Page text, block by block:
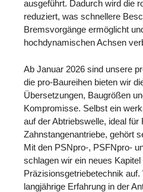
ausgeführt. Dadurch wird die
reduziert, was schnellere
Bremsvorgänge ermöglicht
hochdynamischen Achsen
Ab Januar 2026 sind unsere
die pro-Baureihen bieten wir
Übersetzungen, Baugrößen
Kompromisse. Selbst ein
auf der Abtriebswelle, ideal für
Zahnstangenantriebe, gehört
Mit den PSNpro-, PSFNpro-
schlagen wir ein neues Kapitel
Präzisionsgetriebetechnik
langjährige Erfahrung in der